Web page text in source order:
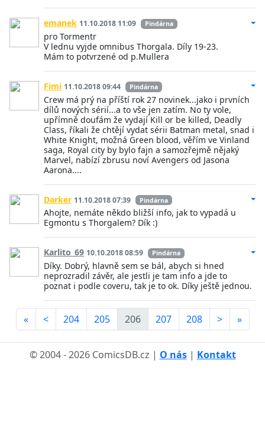
emanek 11.10.2018 11:09 Pindárna
pro Tormentr
V lednu vyjde omnibus Thorgala. Díly 19-23.
Mám to potvrzené od p.Mullera
Fimi 11.10.2018 09:44 Pindárna
Crew má prý na příští rok 27 novinek...jako i prvních
dílů nových sérií...a to vše jen zatím. No ty vole,
upřímně doufám že vydají Kill or be killed, Deadly
Class, říkali že chtějí vydat sérii Batman metal, snad i
White Knight, možná Green blood, věřím ve Vinland
saga, Royal city by bylo fajn a samozřejmě nějaký
Marvel, nabízí zbrusu noví Avengers od Jasona
Aarona....
Darker 11.10.2018 07:39 Pindárna
Ahojte, nemáte někdo bližší info, jak to vypadá u
Egmontu s Thorgalem? Dík :)
Karlito_69 10.10.2018 08:59 Pindárna
Díky. Dobrý, hlavně sem se bál, abych si hned
neprozradil závěr, ale jestli je tam info a jde to
poznat i podle coveru, tak je to ok. Díky ještě jednou.
« < 204 205 206 207 208 > »
© 2004 - 2026 ComicsDB.cz | O nás| Kontakt